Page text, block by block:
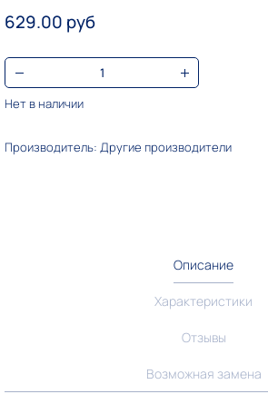
629.00 руб
Нет в наличии
Производитель: Другие производители
Описание
Характеристики
Отзывы
Возможная замена